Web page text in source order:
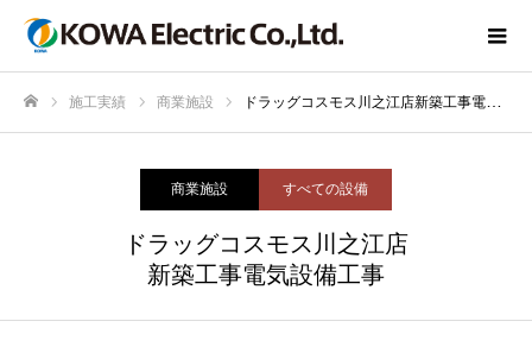
施工実績 商業施設 ドラッグコスモス川之江店新築工事電気設備工事
商業施設 すべての設備
ドラッグコスモス川之江店
新築工事電気設備工事